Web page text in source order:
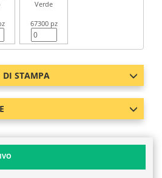
Verde
67300 pz
DI STAMPA